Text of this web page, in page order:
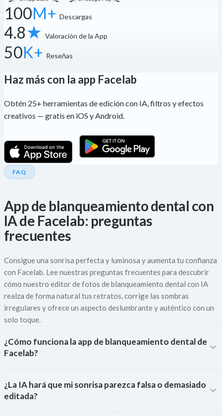
100M+ Descargas
4.8★ Valoración de la App
50K+ Reseñas
Haz más con la app Facelab
Obtén 25+ herramientas de edición con IA, filtros y efectos
creativos — gratis en iOS y Android.
FAQ
App de blanqueamiento dental con
IA de Facelab: preguntas
frecuentes
Consigue una sonrisa perfecta y luminosa y aumenta tu confianza
con Facelab. Lee nuestras preguntas frecuentes para descubrir
cómo nuestro editor de fotos de blanqueamiento dental con IA
realza de forma natural tus retratos, corrige las sombras
irregulares y ofrece un aspecto deslumbrante y auténtico con un
solo toque.
¿Cómo funciona la app de blanqueamiento dental de
Facelab?
¿La IA hará que mi sonrisa parezca falsa o demasiado
editada?